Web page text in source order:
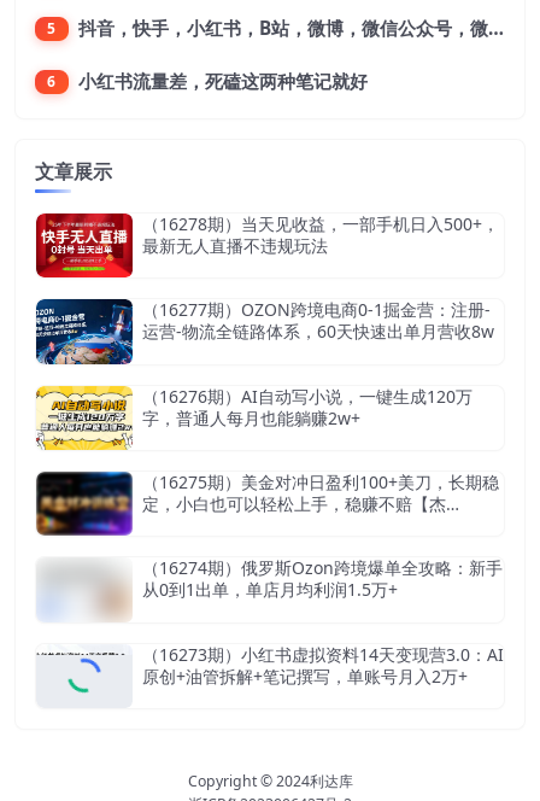
5 抖音，快手，小红书，B站，微博，微信公众号，微信视频号。每一个平台，都是不一样的机会，对应不一样的赚钱思路
6 小红书流量差，死磕这两种笔记就好
文章展示
（16278期）当天见收益，一部手机日入500+，
最新无人直播不违规玩法
（16277期）OZON跨境电商0-1掘金营：注册-
运营-物流全链路体系，60天快速出单月营收8w
（16276期）AI自动写小说，一键生成120万
字，普通人每月也能躺赚2w+
（16275期）美金对冲日盈利100+美刀，长期稳
定，小白也可以轻松上手，稳赚不赔【杰…
（16274期）俄罗斯Ozon跨境爆单全攻略：新手
从0到1出单，单店月均利润1.5万+
（16273期）小红书虚拟资料14天变现营3.0：AI
原创+油管拆解+笔记撰写，单账号月入2万+
Copyright © 2024利达库